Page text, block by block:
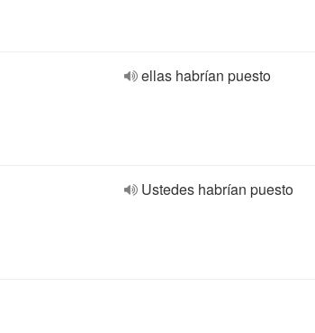
ellas habrían puesto
Ustedes habrían puesto